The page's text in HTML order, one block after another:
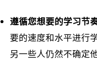
遵循您想要的学习节
要的速度和水平进行
另一些人仍然不确定